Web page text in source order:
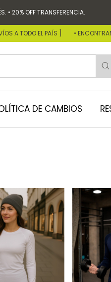
• 20% OFF TRANSFERENCIA.
A TODO EL PAÍS ] •
DE CAMBIOS